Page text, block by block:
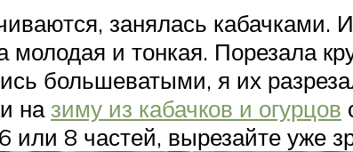
занялась кабачками.
молодая и тонкая. Порезала
большеватыми, я их
на зиму из кабачков и огурцов
8 частей, вырезайте уже